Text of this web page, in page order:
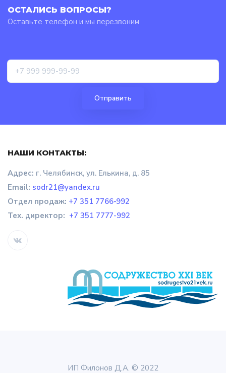
ОСТАЛИСЬ ВОПРОСЫ?
Оставьте телефон и мы перезвоним
НАШИ КОНТАКТЫ:
Адрес: г. Челябинск, ул. Елькина, д. 85
Email: sodr21@yandex.ru
Отдел продаж: +7 351 7766-992
Тех. директор: +7 351 7777-992
ИП Филонов Д.А. © 2022